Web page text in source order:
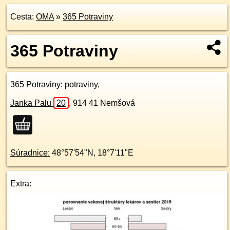
Cesta: OMA» 365 Potraviny
365 Potraviny
365 Potraviny: potraviny,
Janka Palu 20 , 914 41 Nemšová
Súradnice: 48°57'54"N , 18°7'11"E
Extra: